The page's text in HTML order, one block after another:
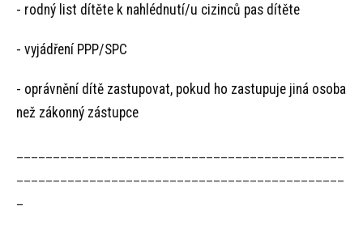
- rodný list dítěte k nahlédnutí/u cizinců pas dítěte
- vyjádření PPP/SPC
- oprávnění dítě zastupovat, pokud ho zastupuje jiná osoba
než zákonný zástupce